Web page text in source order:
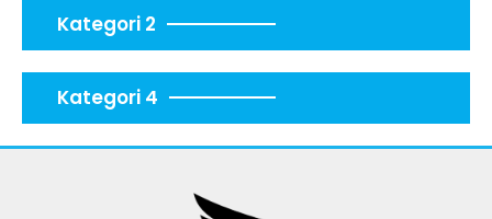
Kategori 2
Kategori 4